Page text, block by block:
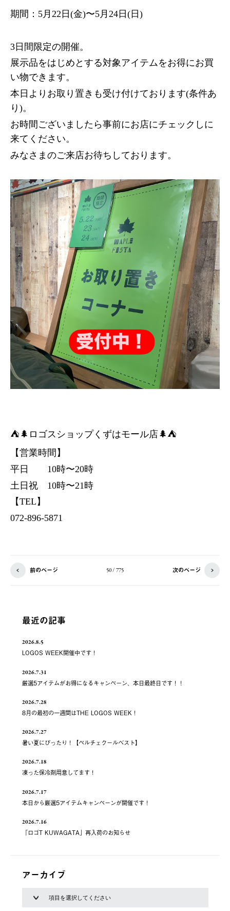
期間：5月22日(金)〜5月24日(日)
3日間限定の開催。
展示品をはじめとする対象アイテムをお得にお買
い物できます。
本日よりお取り置きも受け付けております(条件あ
り)。
お時間ございましたら事前にお店にチェックしに
来てください。
みなさまのご来店お待ちしております。
⛺️🌲ロゴスショップくずはモール店🌲⛺️
【営業時間】
平日 10時〜20時
土日祝 10時〜21時
【TEL】
072-896-5871
前のページ 50 / 775 次のページ
最近の記事
2026.8.5
LOGOS WEEK開催中です！
2026.7.31
厳選5アイテムがお得になるキャンペーン、本日最終日です！！
2026.7.28
8月の最初の一週間はTHE LOGOS WEEK！
2026.7.27
暑い夏にぴったり！【ペルチェクールベスト】
2026.7.18
凍った保冷剤用意してます！
2026.7.17
本日から厳選5アイテムキャンペーンが開催です！
2026.7.16
「ロゴT KUWAGATA」再入荷のお知らせ
アーカイブ